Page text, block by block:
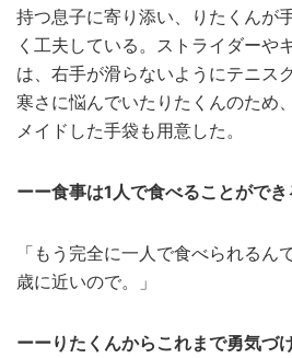
持つ息子に寄り添い、りたくんが
く工夫している。ストライダーや
は、右手が滑らないようにテニス
寒さに悩んでいたりたくんのため
メイドした手袋も用意した。
ーー食事は1人で食べることができ
「もう完全に一人で食べられるん
歳に近いので。」
ーーりたくんからこれまで勇気づ